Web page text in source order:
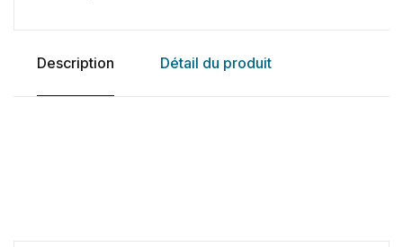
Description Détail du produit